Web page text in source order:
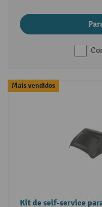
Mais vendidos
Kit de self-service